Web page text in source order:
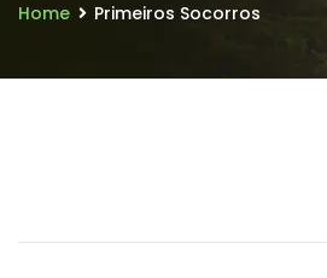
Home Primeiros Socorros